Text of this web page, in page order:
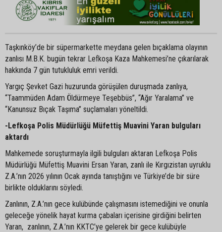
Taşkınköy’de bir süpermarkette meydana gelen bıçaklama olayının
zanlısı M.B.K. bugün tekrar Lefkoşa Kaza Mahkemesi’ne çıkarılarak
hakkında 7 gün tutukluluk emri verildi.
Yargıç Şevket Gazi huzurunda görüşülen duruşmada zanlıya,
“Taammüden Adam Öldürmeye Teşebbüs”, “Ağır Yaralama” ve
“Kanunsuz Bıçak Taşıma” suçlamaları yöneltildi.
-Lefkoşa Polis Müdürlüğü Müfettiş Muavini Yaran bulguları
aktardı
Mahkemede soruşturmayla ilgili bulguları aktaran Lefkoşa Polis
Müdürlüğü Müfettiş Muavini Ersan Yaran, zanlı ile Kırgızistan uyruklu
Z.A.’nın 2026 yılının Ocak ayında tanıştığını ve Türkiye’de bir süre
birlikte olduklarını söyledi.
Zanlının, Z.A.’nın gece kulübünde çalışmasını istemediğini ve onunla
geleceğe yönelik hayat kurma çabaları içerisine girdiğini belirten
Yaran, zanlının, Z.A.’nın KKTC’ye gelerek bir gece kulübüyle